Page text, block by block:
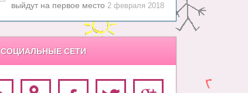
выйдут на первое место 2 февраля 2018
СОЦИАЛЬНЫЕ СЕТИ